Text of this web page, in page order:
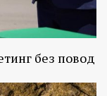
без повод